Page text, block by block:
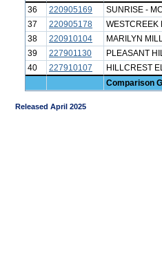
36
220905169 SUNRISE -
37
220905178 WESTCREEK
38
220910104 MARILYN
39
227901130 PLEASANT
40
227910107 HILLCREST
Comparison
Released April 2025